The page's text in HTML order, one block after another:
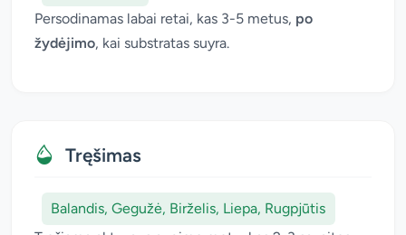
Persodinamas labai retai, kas 3-5 metus, po
žydėjimo, kai substratas suyra.
Tręšimas
Balandis, Gegužė, Birželis, Liepa, Rugpjūtis